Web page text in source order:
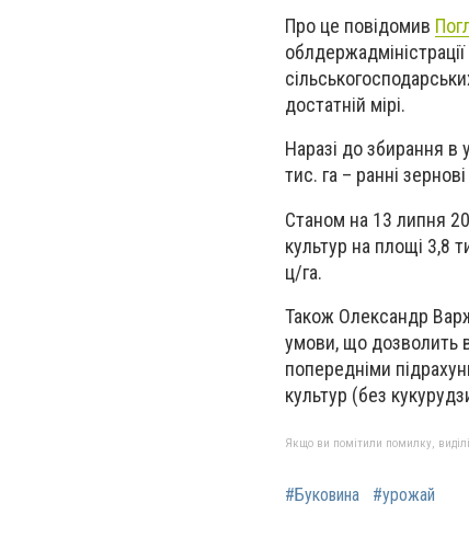
Про це повідомив
достатній мірі.
Наразі до збирання в
тис. га – ранні
Станом на 13 липня
культур на площі 3,8
ц/га.
Також Олександр
умови, що дозволить
попередніми
культур (без
Якщо ви помітили помилку,
#Буковина #урожай